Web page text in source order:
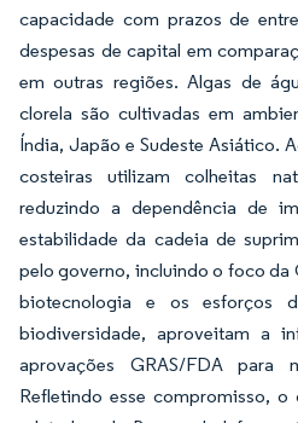
capacidade com prazos de
despesas de capital em
em outras regiões. Algas de
clorela são cultivadas em
Índia, Japão e Sudeste Asiático.
costeiras utilizam colheitas
reduzindo a dependência de
estabilidade da cadeia de
pelo governo, incluindo o foco da
biotecnologia e os esforços
biodiversidade, aproveitam a
aprovações GRAS/FDA para
Refletindo esse compromisso,